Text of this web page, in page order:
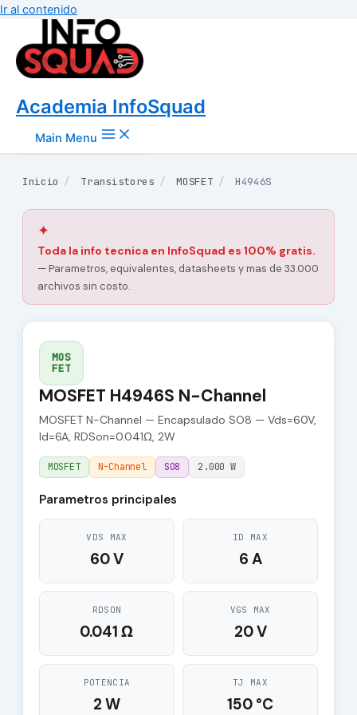
Ir al contenido
Academia InfoSquad
Main Menu
Inicio / Transistores / MOSFET / H4946S
✦
Toda la info tecnica en InfoSquad es 100% gratis.
— Parametros, equivalentes, datasheets y mas de 33.000
archivos sin costo.
MOS
FET
MOSFET H4946S N-Channel
MOSFET N-Channel — Encapsulado SO8 — Vds=60V,
Id=6A, RDSon=0.041Ω, 2W
MOSFET N-Channel SO8 2.000 W
Parametros principales
VDS MAX
60 V
ID MAX
6 A
RDSON
0.041 Ω
VGS MAX
20 V
POTENCIA
2 W
TJ MAX
150 °C